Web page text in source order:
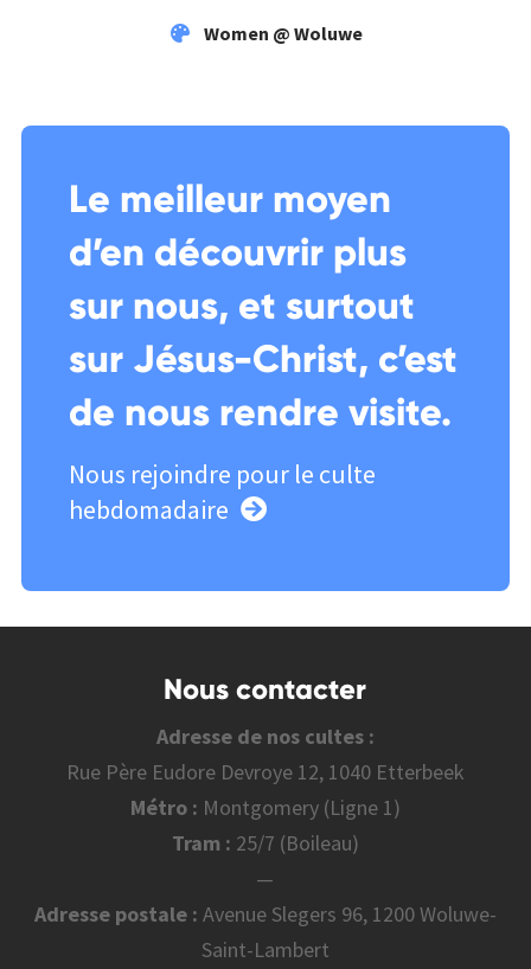
Women @ Woluwe
Le meilleur moyen
d’en découvrir plus
sur nous, et surtout
sur Jésus-Christ, c’est
de nous rendre visite.
Nous rejoindre pour le culte
hebdomadaire
Nous contacter
Adresse de nos cultes :
Rue Père Eudore Devroye 12, 1040 Etterbeek
Métro : Montgomery (Ligne 1)
Tram : 25/7 (Boileau)
—
Adresse postale : Avenue Slegers 96, 1200 Woluwe-
Saint-Lambert